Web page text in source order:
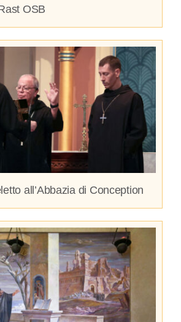
OSB
all’Abbazia di Conception